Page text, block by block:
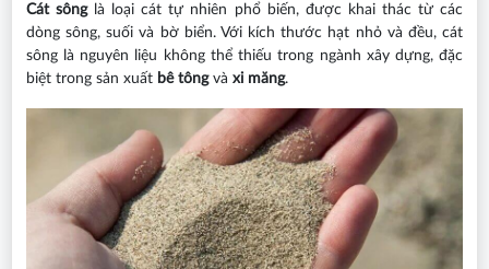
Cát sônglà loại cát tự nhiên phổ biến, được khai thác từ các
dòng sông, suối và bờ biển. Với kích thước hạt nhỏ và đều, cát
sông là nguyên liệu không thể thiếu trong ngành xây dựng, đặc
biệt trong sản xuất bê tôngvà xi măng.